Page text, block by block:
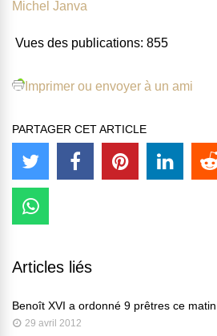
Michel Janva
Vues des publications: 855
Imprimer ou envoyer à un ami
PARTAGER CET ARTICLE
Articles liés
Benoît XVI a ordonné 9 prêtres ce matin
29 avril 2012